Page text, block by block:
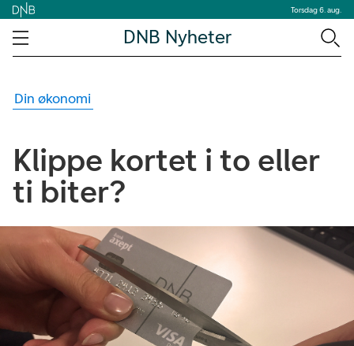
Torsdag 6. aug.
DNB Nyheter
Din økonomi
Klippe kortet i to eller
ti biter?